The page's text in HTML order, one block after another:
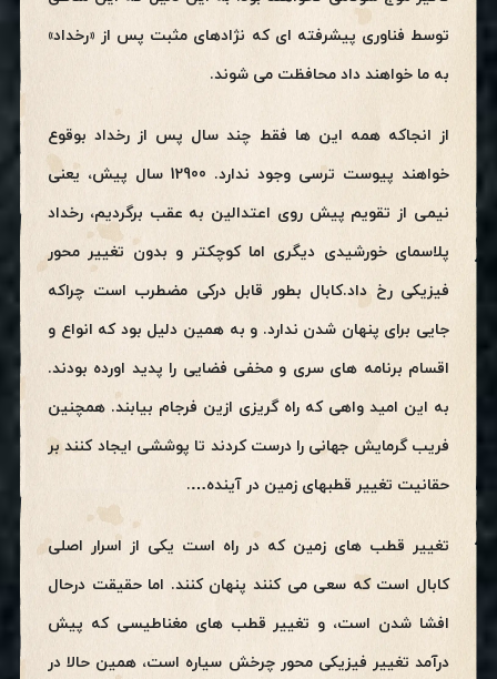
توسط فناوری پیشرفته ای که نژادهای مثبت پس از «رخداد»
به ما خواهند داد محافظت می شوند.
از انجاکه همه این ها فقط چند سال پس از رخداد بوقوع
خواهند پیوست ترسی وجود ندارد. 12900 سال پیش، یعنی
نیمی از تقویم پیشروی اعتدالین به عقب برگردیم، رخداد
پلاسمای خورشیدی دیگری اما کوچکتر و بدون تغییر محور
فیزیکی رخ داد.کابال بطور قابل درکی مضطرب است چراکه
جایی برای پنهان شدن ندارد. و به همین دلیل بود که انواع و
اقسام برنامه های سری و مخفی فضایی را پدید اورده بودند.
به این امید واهی که راه گریزی ازین فرجام بیابند. همچنین
فریب گرمایش جهانی را درست کردند تا پوششی ایجاد کنند بر
حقانیت تغییر قطبهای زمین در آینده….
تغییر قطب های زمین که در راه است یکی از اسرار اصلی
کابال است که سعی می کنند پنهان کنند. اما حقیقت درحال
افشا شدن است، و تغییر قطب های مغناطیسی که پیش
درآمد تغییر فیزیکی محور چرخش سیاره است، همین حالا در